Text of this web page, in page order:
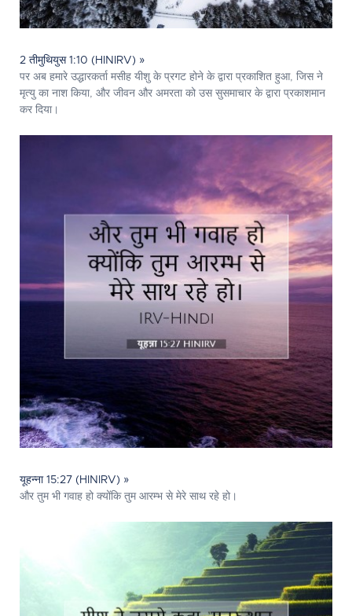
2 तीमुथियुस 1:10 (HINIRV) »
पर अब हमारे उद्धारकर्ता मसीह यीशु के प्रगट होने के द्वारा प्रकाशित हुआ, जिस ने
मृत्यु का नाश किया, और जीवन और अमरता को उस सुसमाचार के द्वारा प्रकाशमान
कर दिया।
यूहन्ना 15:27 (HINIRV) »
और तुम भी गवाह हो क्योंकि तुम आरम्भ से मेरे साथ रहे हो।